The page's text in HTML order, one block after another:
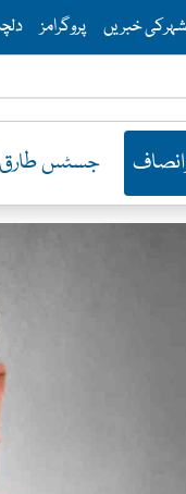
menu for Lahore
شہرکی خبریں پروگرامز
جسٹس طارق